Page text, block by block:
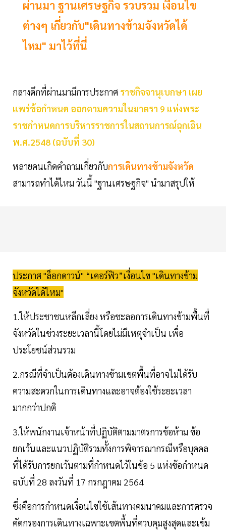
ผ่านมา ฐานเศรษฐกิจ รวบรวม เงื่อนไข
ต่างๆ เกี่ยวกับ"เดินทางข้ามจังหวัดได้
ไหม" มาไว้ที่นี่
กลางดึกที่ผ่านมามีการประกาศ ราชกิจจานุเบกษา เผย
แพร่ข้อกำหนด ออกตามความในมาตรา 9 แห่งพระ
ราชกำหนดการบริหารราชการในสถานการณ์ฉุกเฉิน
พ.ศ.2548 (ฉบับที่ 30)
หลายคนเกิดคำถามเกี่ยวกับการเดินทางข้ามจังหวัด
สามารถทำได้ไหม วันนี้ "ฐานเศรษฐกิจ" นำมาสรุปให้
ประกาศ "ล็อกดาวน์" “เคอร์ฟิว”เงื่อนไข "เดินทางข้าม
จังหวัดได้ไหม"
1.ให้ประชาชนหลีกเลี่ยง หรือชะลอการเดินทางข้ามพื้นที่
จังหวัดในช่วงระยะเวลานี้โดยไม่มีเหตุจำเป็น เพื่อ
ประโยชน์ส่วนรวม
2.กรณีที่จำเป็นต้องเดินทางข้ามเขตพื้นที่อาจไม่ได้รับ
ความสะดวกในการเดินทางและอาจต้องใช้ระยะเวลา
มากกว่าปกติ
3.ให้พนักงานเจ้าหน้าที่ปฏิบัติตามมาตรการข้อห้าม ข้อ
ยกเว้นและแนวปฏิบัติรวมทั้งการพิจารณากรณีหรือบุคคล
ที่ได้รับการยกเว้นตามที่กำหนดไว้ในข้อ 5 แห่งข้อกำหนด
ฉบับที่ 28 ลงวันที่ 17 กรกฎาคม 2564
ซึ่งคือการกำหนดเงื่อนไขใช้เส้นทางคมนาคมและการตรวจ
คัดกรองการเดินทางเฉพาะเขตพื้นที่ควบคุมสูงสุดและเข้ม